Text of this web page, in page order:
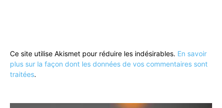
Ce site utilise Akismet pour réduire les indésirables. En savoir
plus sur la façon dont les données de vos commentaires sont
traitées.